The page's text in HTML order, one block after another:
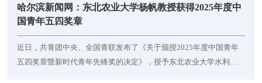
代的升华和五四青年、跨越百年的传承”三个主题，...
哈尔滨新闻网：东北农业大学杨帆教授获得2025年度中
国青年五四奖章
近日，共青团中央、全国青联发布了《关于颁授2025年度中国青年
五四奖章暨新时代青年先锋奖的决定》，授予东北农业大学水利与